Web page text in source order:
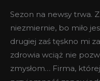
Sezon na newsy trwa.
niezmiernie, bo miło
drugiej zaś tęskno mi
zdrowia wciąż nie
zmysłom… Firma,